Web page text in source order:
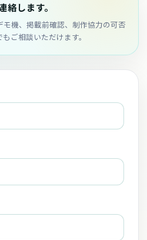
します。
機、掲載前確認、制作協力の可否
ご相談いただけます。